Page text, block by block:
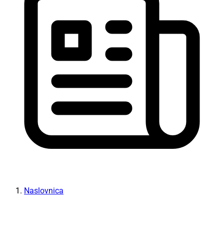
Naslovnica